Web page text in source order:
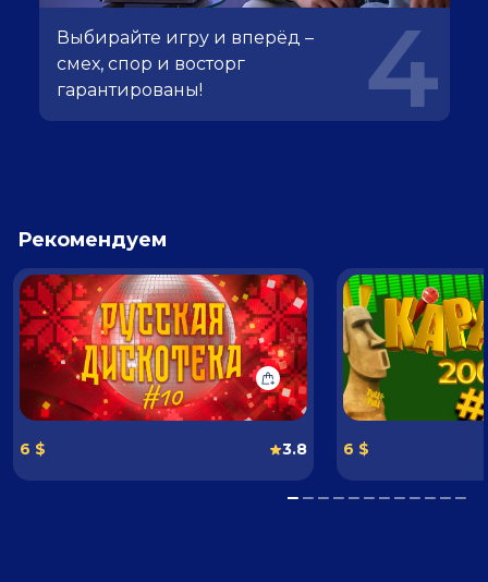
Выбирайте игру и вперёд –
смех, спор и восторг
гарантированы!
4
Рекомендуем
6 $ 3.8 6 $